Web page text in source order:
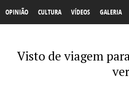
OPINIÃO CULTURA VÍDEOS GALERIA
Visto de viagem